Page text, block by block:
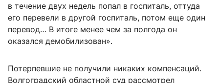
в течение двух недель попал в госпиталь, оттуда
его перевели в другой госпиталь, потом еще один
перевод… В итоге менее чем за полгода он
оказался демобилизован».
Потерпевшие не получили никаких компенсаций.
Волгоградский областной суд рассмотрел